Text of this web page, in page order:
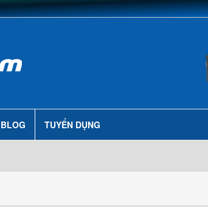
BLOG TUYỂN DỤNG